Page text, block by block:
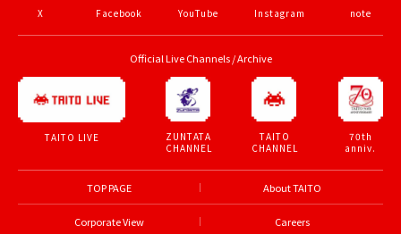
X Facebook YouTube Instagram note
Official Live Channels / Archive
TAITO LIVE
ZUNTATA
CHANNEL
TAITO
CHANNEL
70th
anniv.
TOP PAGE About TAITO
Corporate View Careers